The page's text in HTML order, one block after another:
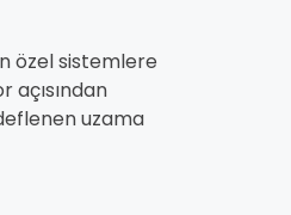
özel sistemlere
açısından
uzama